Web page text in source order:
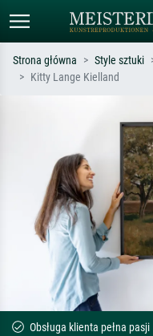
Monet, Gwiaździsta noc,
impresjonizm, fala Hokusaia,
Strona główna Style sztuki
Kitty Lange Kielland
Obsługa klienta pełna pasji